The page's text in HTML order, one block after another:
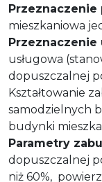
Przeznaczenie
mieszkaniowa
Przeznaczenie
usługowa
dopuszczalnej
Kształtowanie
samodzielnych
budynki
Parametry
dopuszczalnej
niż 60%,